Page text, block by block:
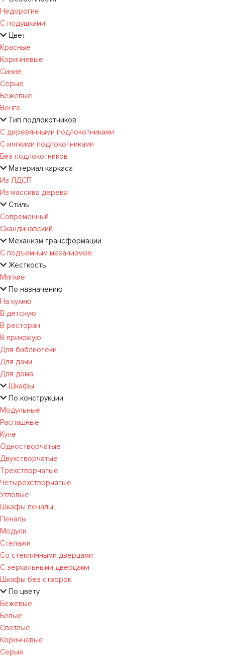
Недорогие
С подушками
Цвет
Красные
Коричневые
Синие
Серые
Бежевые
Венге
Тип подлокотников
С деревянными подлокотниками
С мягкими подлокотниками
Без подлокотников
Материал каркаса
Из ЛДСП
Из массива дерева
Стиль
Современный
Скандинавский
Механизм трансформации
С подъемным механизмом
Жесткость
Мягкие
По назначению
На кухню
В детскую
В ресторан
В прихожую
Для библиотеки
Для дачи
Для дома
Шкафы
По конструкции
Модульные
Распашные
Купе
Одностворчатые
Двухстворчатые
Трехстворчатые
Четырехстворчатые
Угловые
Шкафы пеналы
Пеналы
Модули
Стелажи
Со стеклянными дверцами
С зеркальными дверцами
Шкафы без створок
По цвету
Бежевые
Белые
Светлые
Коричневые
Серые